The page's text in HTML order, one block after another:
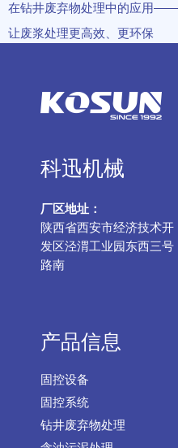
在钻井废弃物处理中的应用——
让废浆处理更高效、更环保
科迅机械
厂区地址：
陕西省西安市经济技术开
发区泾渭工业园东西三号
路南
产品信息
固控设备
固控系统
钻井废弃物处理